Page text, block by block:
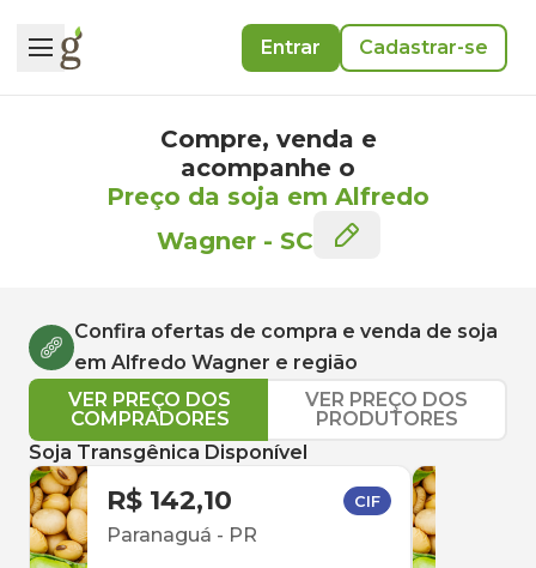
Entrar Cadastrar-se
Compre, venda e
acompanhe o
Preço da soja em Alfredo
Wagner - SC
Confira ofertas de compra e venda de soja
em Alfredo Wagner e região
VER PREÇO DOS
COMPRADORES
VER PREÇO DOS
PRODUTORES
Soja Transgênica Disponível
R$ 142,10 CIF
Paranaguá - PR